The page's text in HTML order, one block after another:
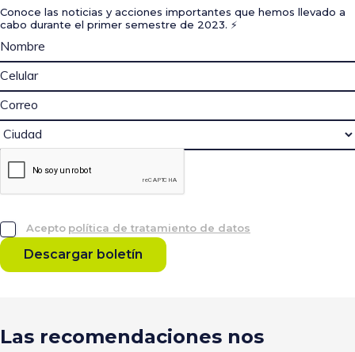
Conoce las noticias y acciones importantes que hemos llevado a
cabo durante el primer semestre de 2023. ⚡
Acepto política de tratamiento de datos
Descargar boletín
Las recomendaciones nos